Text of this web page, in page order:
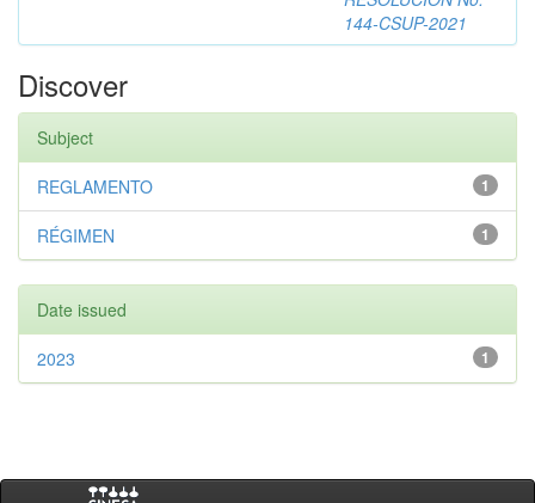
144-CSUP-2021
Discover
Subject
1
REGLAMENTO
1
RÉGIMEN
Date issued
1
2023